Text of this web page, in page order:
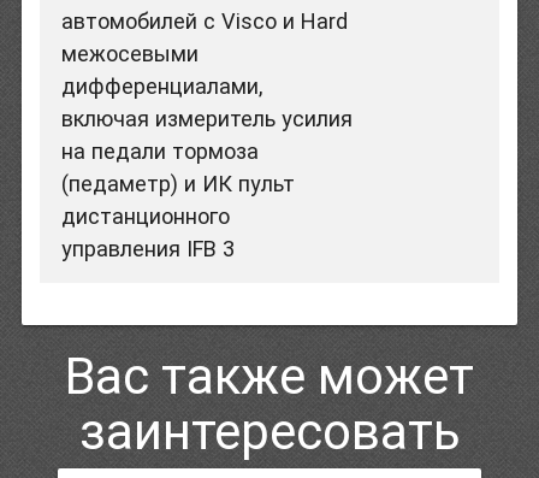
автомобилей с Visco и Hard
межосевыми
дифференциалами,
включая измеритель усилия
на педали тормоза
(педаметр) и ИК пульт
дистанционного
управления IFB 3
Вас также может
заинтересовать